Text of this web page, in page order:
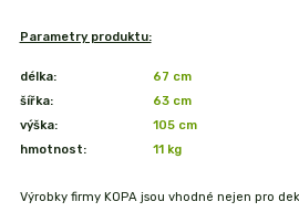
Parametry produktu:
délka:
67 cm
šířka:
63 cm
výška:
105 cm
hmotnost:
11 kg
Výrobky firmy KOPA jsou vhodné nejen pro